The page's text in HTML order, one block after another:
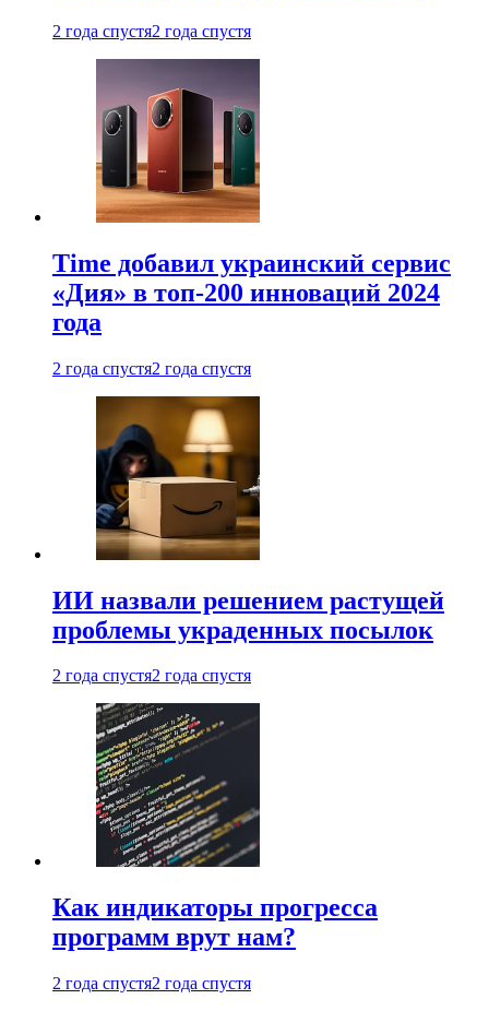
2 года спустя2 года спустя
Time добавил украинский сервис
«Дия» в топ-200 инноваций 2024
года
2 года спустя2 года спустя
ИИ назвали решением растущей
проблемы украденных посылок
2 года спустя2 года спустя
Как индикаторы прогресса
программ врут нам?
2 года спустя2 года спустя